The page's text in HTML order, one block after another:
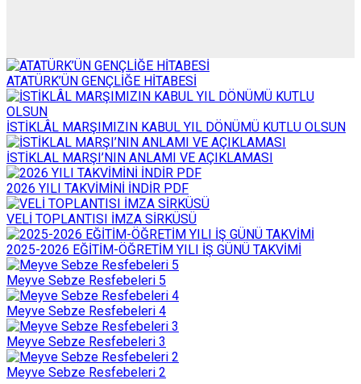
ATATÜRK’ÜN GENÇLİĞE HİTABESİ
İSTİKLÂL MARŞIMIZIN KABUL YIL DÖNÜMÜ KUTLU OLSUN
İSTİKLAL MARŞI’NIN ANLAMI VE AÇIKLAMASI
2026 YILI TAKVİMİNİ İNDİR PDF
VELİ TOPLANTISI İMZA SİRKÜSÜ
2025-2026 EĞİTİM-ÖĞRETİM YILI İŞ GÜNÜ TAKVİMİ
Meyve Sebze Resfebeleri 5
Meyve Sebze Resfebeleri 4
Meyve Sebze Resfebeleri 3
Meyve Sebze Resfebeleri 2